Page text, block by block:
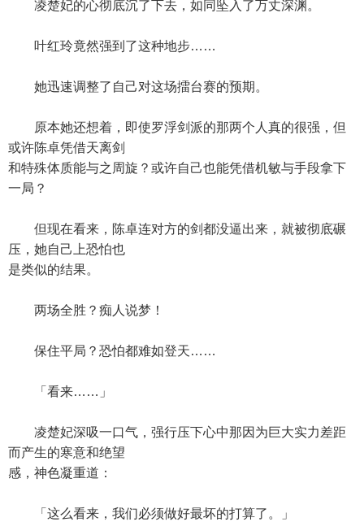
凌楚妃的心彻底沉了下去，如同坠入了万丈深渊。
叶红玲竟然强到了这种地步……
她迅速调整了自己对这场擂台赛的预期。
原本她还想着，即使罗浮剑派的那两个人真的很强，但
或许陈卓凭借天离剑
和特殊体质能与之周旋？或许自己也能凭借机敏与手段拿下
一局？
但现在看来，陈卓连对方的剑都没逼出来，就被彻底碾
压，她自己上恐怕也
是类似的结果。
两场全胜？痴人说梦！
保住平局？恐怕都难如登天……
「看来……」
凌楚妃深吸一口气，强行压下心中那因为巨大实力差距
而产生的寒意和绝望
感，神色凝重道：
「这么看来，我们必须做好最坏的打算了。」